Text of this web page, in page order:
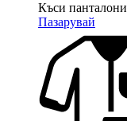
Къси панталони
Пазарувай